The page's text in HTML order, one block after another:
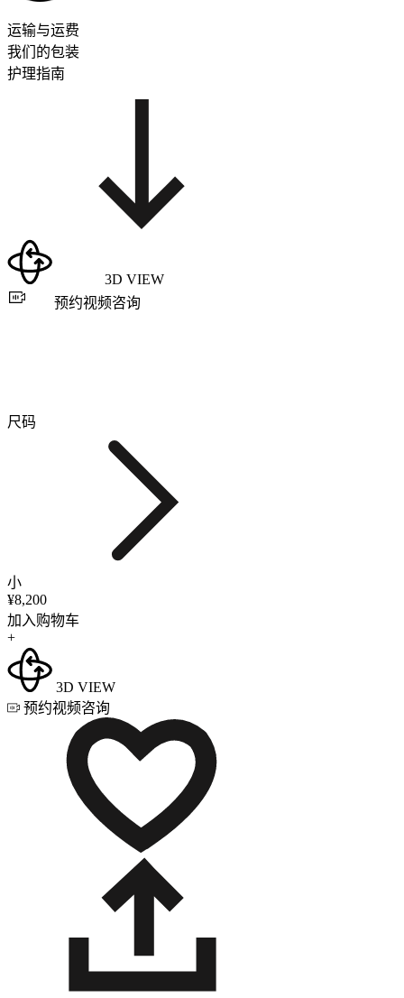
运输与运费
我们的包装
护理指南
3D VIEW
预约视频咨询
尺码
小
¥8,200
加入购物车
+
3D VIEW
预约视频咨询